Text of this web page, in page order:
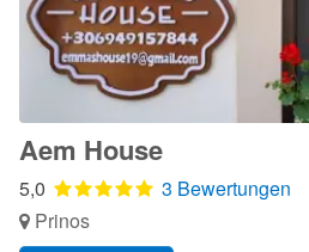
Aem House
5,0
3 Bewertungen
Prinos